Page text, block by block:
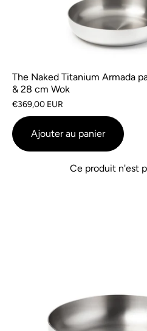
The Naked Titanium Armada
& 28 cm Wok
€369,00 EUR
Ajouter au panier
Ce produit n'est